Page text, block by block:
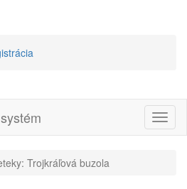
Trojkráľová buzola